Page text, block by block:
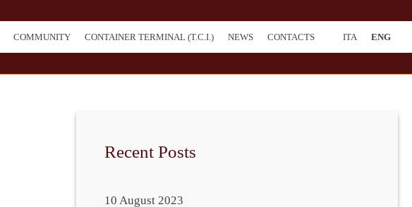
COMMUNITY CONTAINER TERMINAL (T.C.I.) NEWS CONTACTS ITA ENG
Recent Posts
10 August 2023